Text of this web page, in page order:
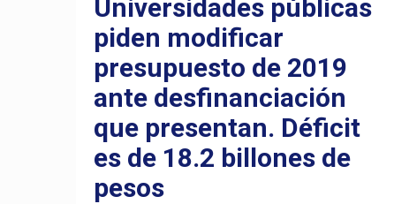
Universidades públicas
piden modificar
presupuesto de 2019
ante desfinanciación
que presentan. Déficit
es de 18.2 billones de
pesos